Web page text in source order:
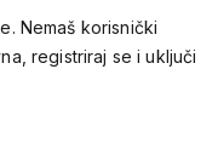
Nemaš korisnički
registriraj se i uključi